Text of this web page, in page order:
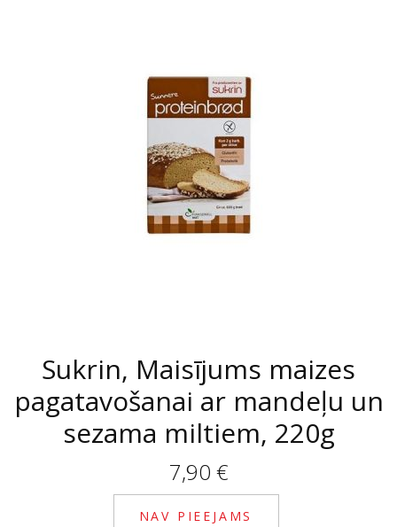
Sukrin, Maisījums maizes
pagatavošanai ar mandeļu un
sezama miltiem, 220g
7,90 €
NAV PIEEJAMS